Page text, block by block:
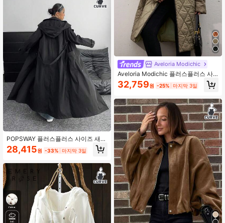
POPSWAY 플러스플러스 사이즈 새로
운 우아한 헐렁한 가을 맥시 빈티지 클
래식 더블 브레스트 포켓 라펠 칼라 긴
일본 스타일 여성용
28,415원 -33% 마지막 3일
Aveloria Modichic
Aveloria Modichic 플러스플러스 사
이즈 패딩 코트, 여성을 위한 패셔너블
한 후드 코트 가을 겨울 옷
32,759원 -25% 마지막 3일